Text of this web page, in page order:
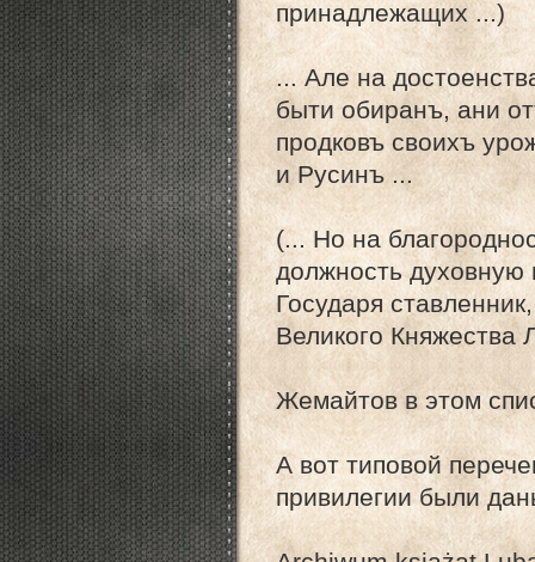
принадлежащих ...)
... Але на
быти обиранъ, ани
продковъ своихъ
и Русинъ ...
(... Но на
должность духовную
Государя
Великого Княжества
Жемайтов в этом
А вот типовой
привилегии были